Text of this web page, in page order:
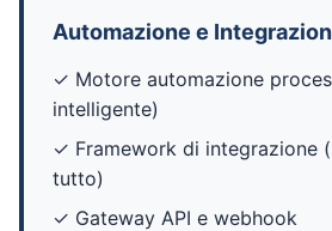
Automazione e
✓ Motore automazione
intelligente)
✓ Framework di integrazione
tutto)
✓ Gateway API e webhook